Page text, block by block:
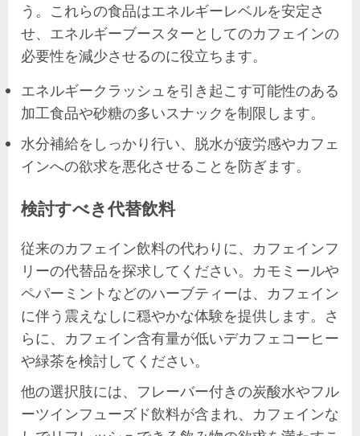
う。これらの食品はエネルギーレベルを安定さ
せ、エネルギーブースターとしてのカフェインの
必要性を減少させるのに役立ちます。
エネルギークラッシュを引き起こす可能性のある
加工食品や砂糖の多いスナックを制限します。
水分補給をしっかり行い、脱水が疲労感やカフェ
インへの欲求を悪化させることを防ぎます。
検討すべき代替飲料
従来のカフェイン飲料の代わりに、カフェインフ
リーの代替品を探求してください。カモミールや
ペパーミントなどのハーブティーは、カフェイン
に伴う震えなしに穏やかな体験を提供します。さ
らに、カフェイン含有量が低いデカフェコーヒー
や緑茶を検討してください。
他の選択肢には、フレーバー付きの炭酸水やフル
ーツインフューズド飲料が含まれ、カフェインな